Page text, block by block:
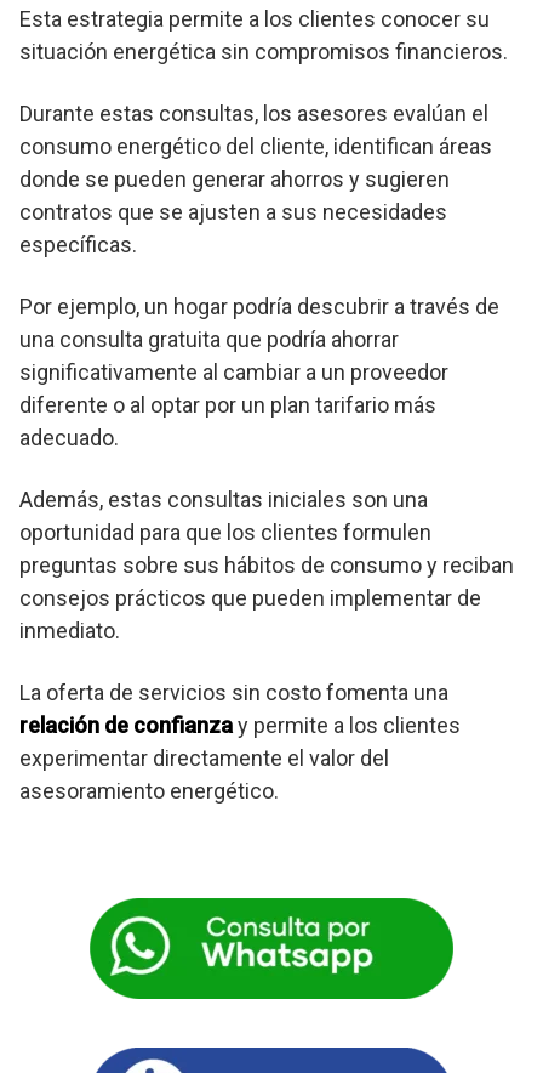
Esta estrategia permite a los clientes conocer su
situación energética sin compromisos financieros.
Durante estas consultas, los asesores evalúan el
consumo energético del cliente, identifican áreas
donde se pueden generar ahorros y sugieren
contratos que se ajusten a sus necesidades
específicas.
Por ejemplo, un hogar podría descubrir a través de
una consulta gratuita que podría ahorrar
significativamente al cambiar a un proveedor
diferente o al optar por un plan tarifario más
adecuado.
Además, estas consultas iniciales son una
oportunidad para que los clientes formulen
preguntas sobre sus hábitos de consumo y reciban
consejos prácticos que pueden implementar de
inmediato.
La oferta de servicios sin costo fomenta una
relación de confianzay permite a los clientes
experimentar directamente el valor del
asesoramiento energético.